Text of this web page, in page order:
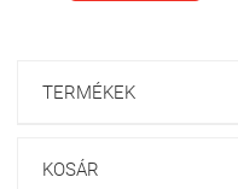
TERMÉKEK
KOSÁR